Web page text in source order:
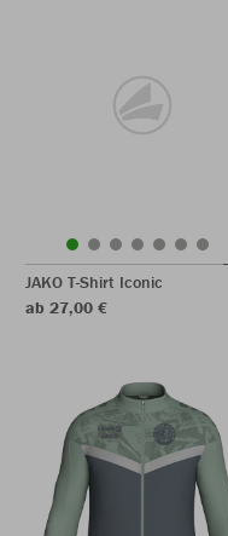
JAKO T-Shirt Iconic
ab 27,00 €